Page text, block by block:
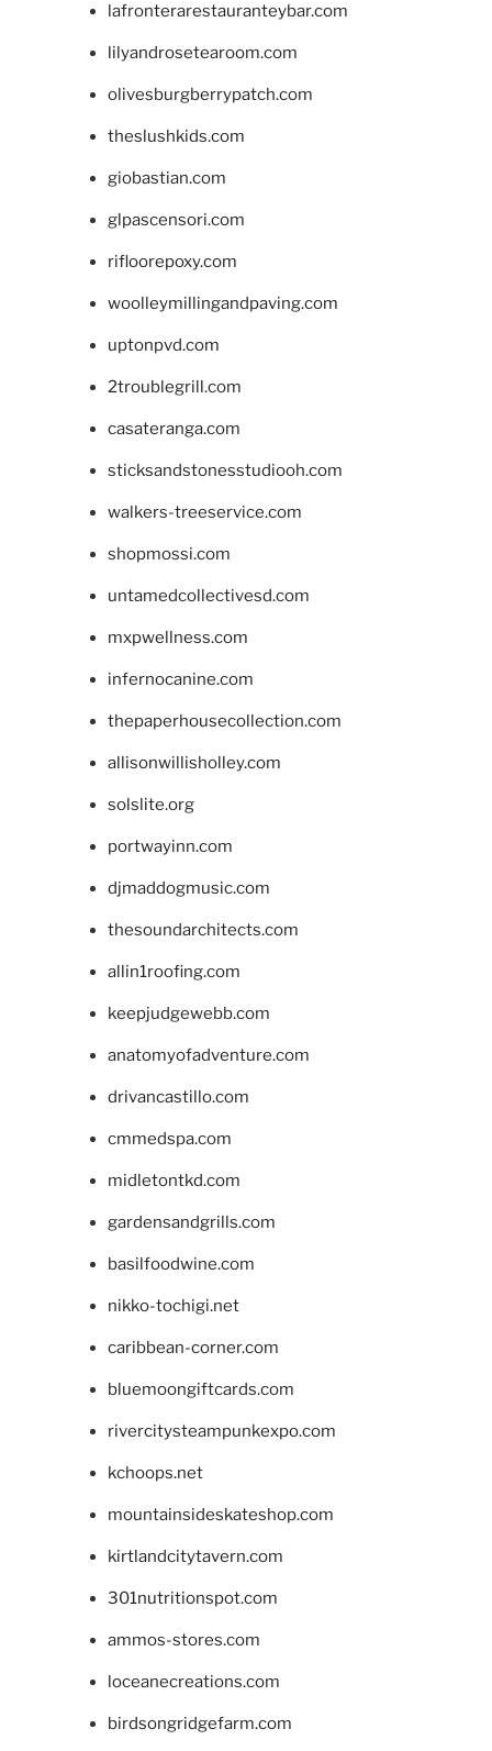
lafronterarestauranteybar.com
lilyandrosetearoom.com
olivesburgberrypatch.com
theslushkids.com
giobastian.com
glpascensori.com
rifloorepoxy.com
woolleymillingandpaving.com
uptonpvd.com
2troublegrill.com
casateranga.com
sticksandstonesstudiooh.com
walkers-treeservice.com
shopmossi.com
untamedcollectivesd.com
mxpwellness.com
infernocanine.com
thepaperhousecollection.com
allisonwillisholley.com
solslite.org
portwayinn.com
djmaddogmusic.com
thesoundarchitects.com
allin1roofing.com
keepjudgewebb.com
anatomyofadventure.com
drivancastillo.com
cmmedspa.com
midletontkd.com
gardensandgrills.com
basilfoodwine.com
nikko-tochigi.net
caribbean-corner.com
bluemoongiftcards.com
rivercitysteampunkexpo.com
kchoops.net
mountainsideskateshop.com
kirtlandcitytavern.com
301nutritionspot.com
ammos-stores.com
loceanecreations.com
birdsongridgefarm.com